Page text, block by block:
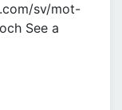
sv/mot-
See a